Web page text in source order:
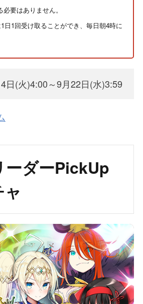
要はありません。
日1回受け取ることができ、毎日朝4時に
日(火)4:00～9月22日(水)3:59
ーダーPickUp